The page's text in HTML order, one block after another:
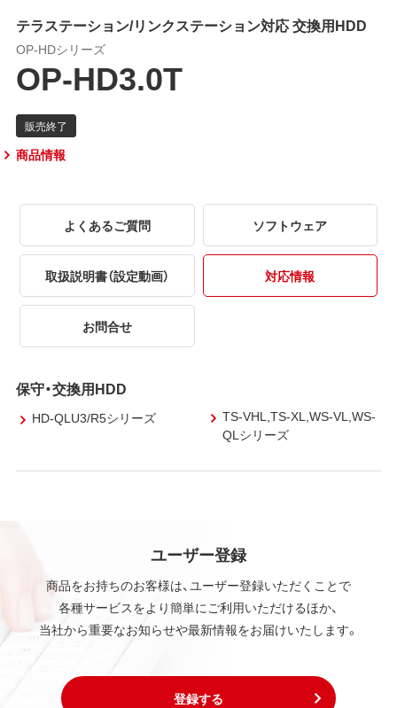
テラステーション/リンクステーション対応 交換用HDD
OP-HDシリーズ
OP-HD3.0T
商品情報
よくあるご質問 ソフトウェア
取扱説明書（設定動画） 対応情報
お問合せ
保守・交換用HDD
HD-QLU3/R5シリーズ
TS-VHL,TS-XL,WS-VL,WS-
QLシリーズ
ユーザー登録
商品をお持ちのお客様は、ユーザー登録いただくことで
各種サービスをより簡単にご利用いただけるほか、
当社から重要なお知らせや最新情報をお届けいたします。
登録する